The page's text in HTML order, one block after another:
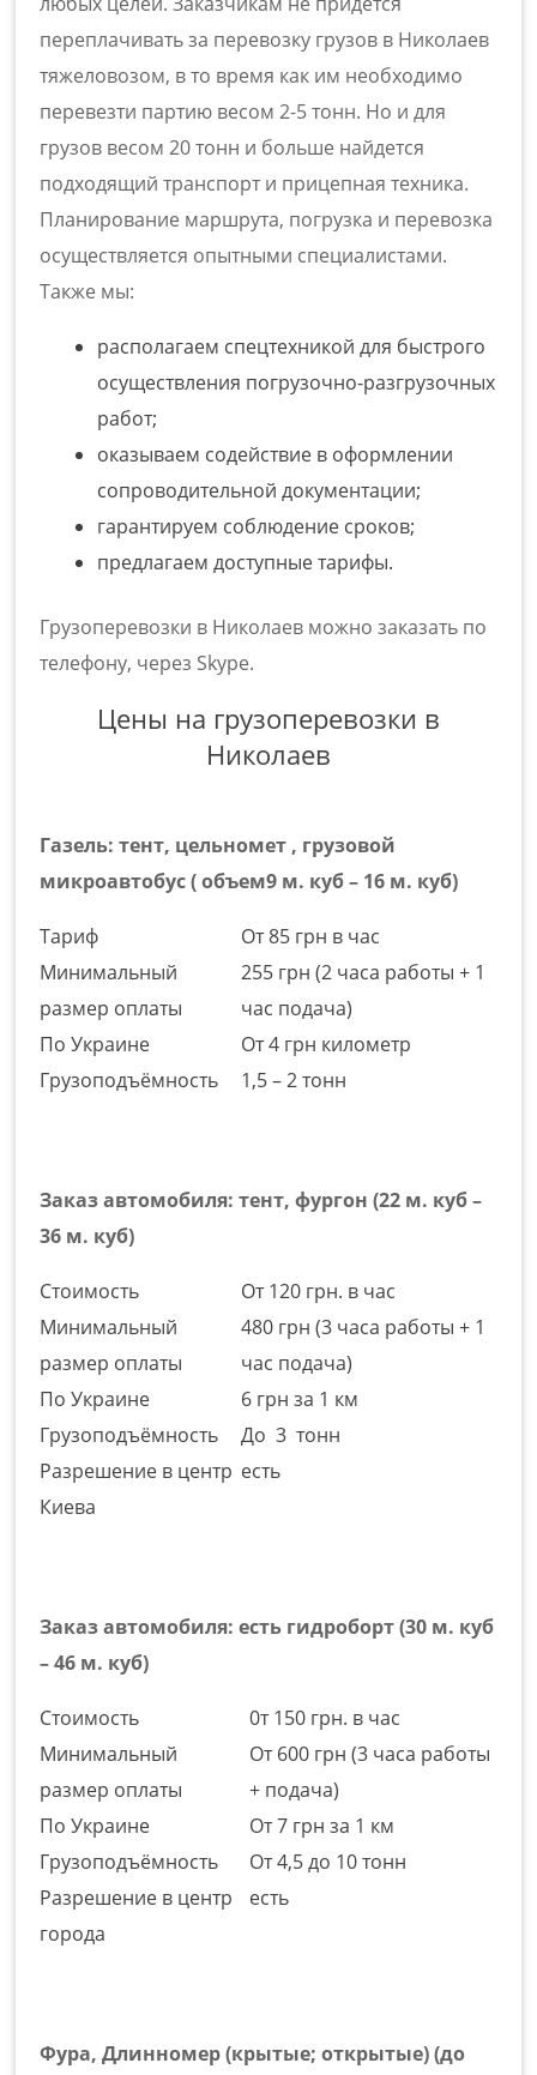
переплачивать за перевозку грузов в Николаев
тяжеловозом, в то время как им необходимо
перевезти партию весом 2-5 тонн. Но и для
грузов весом 20 тонн и больше найдется
подходящий транспорт и прицепная техника.
Планирование маршрута, погрузка и перевозка
осуществляется опытными специалистами.
Также мы:
располагаем спецтехникой для быстрого
осуществления погрузочно-разгрузочных
работ;
оказываем содействие в оформлении
сопроводительной документации;
гарантируем соблюдение сроков;
предлагаем доступные тарифы.
Грузоперевозки в Николаев можно заказать по
телефону, через Skype.
Цены на грузоперевозки в
Николаев
Газель: тент, цельномет , грузовой
микроавтобус ( объем9 м. куб – 16 м. куб)
Тариф
От 85 грн в час
Минимальный
размер оплаты
255 грн (2 часа работы + 1
час подача)
По Украине
От 4 грн километр
Грузоподъёмность
1,5 – 2 тонн
Заказ автомобиля: тент, фургон (22 м. куб –
36 м. куб)
Стоимость
От 120 грн. в час
Минимальный
размер оплаты
480 грн (3 часа работы + 1
час подача)
По Украине
6 грн за 1 км
Грузоподъёмность
До 3 тонн
Разрешение в центр
Киева
есть
Заказ автомобиля: есть гидроборт (30 м. куб
– 46 м. куб)
Стоимость
0т 150 грн. в час
Минимальный
размер оплаты
От 600 грн (3 часа работы
+ подача)
По Украине
От 7 грн за 1 км
Грузоподъёмность
От 4,5 до 10 тонн
Разрешение в центр
города
есть
Фура, Длинномер (крытые; открытые) (до